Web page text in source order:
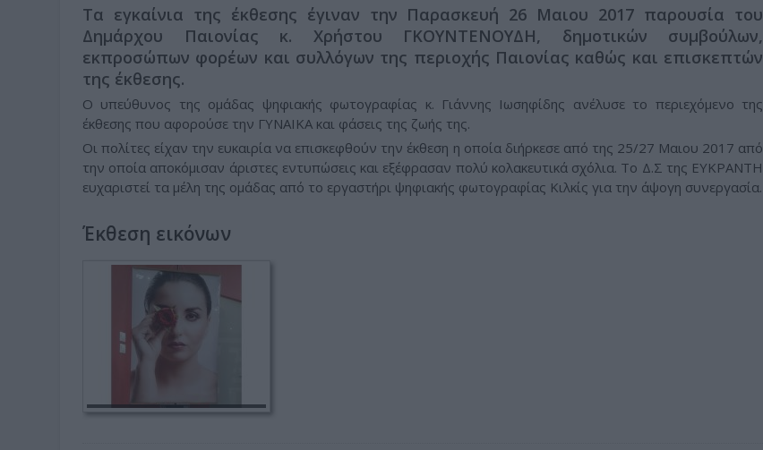
Τα εγκαίνια της έκθεσης έγιναν την Παρασκευή 26 Μαιου 2017 παρουσία του
Δημάρχου Παιονίας κ. Χρήστου ΓΚΟΥΝΤΕΝΟΥΔΗ, δημοτικών συμβούλων,
εκπροσώπων φορέων και συλλόγων της περιοχής Παιονίας καθώς και επισκεπτών
της έκθεσης.
Ο υπεύθυνος της ομάδας ψηφιακής φωτογραφίας κ. Γιάννης Ιωσηφίδης ανέλυσε το περιεχόμενο της
έκθεσης που αφορούσε την ΓΥΝΑΙΚΑ και φάσεις της ζωής της.
Οι πολίτες είχαν την ευκαιρία να επισκεφθούν την έκθεση η οποία διήρκεσε από της 25/27 Μαιου 2017 από
την οποία αποκόμισαν άριστες εντυπώσεις και εξέφρασαν πολύ κολακευτικά σχόλια. Το Δ.Σ της ΕΥΚΡΑΝΤΗ
ευχαριστεί τα μέλη της ομάδας από το εργαστήρι ψηφιακής φωτογραφίας Κιλκίς για την άψογη συνεργασία.
Έκθεση εικόνων